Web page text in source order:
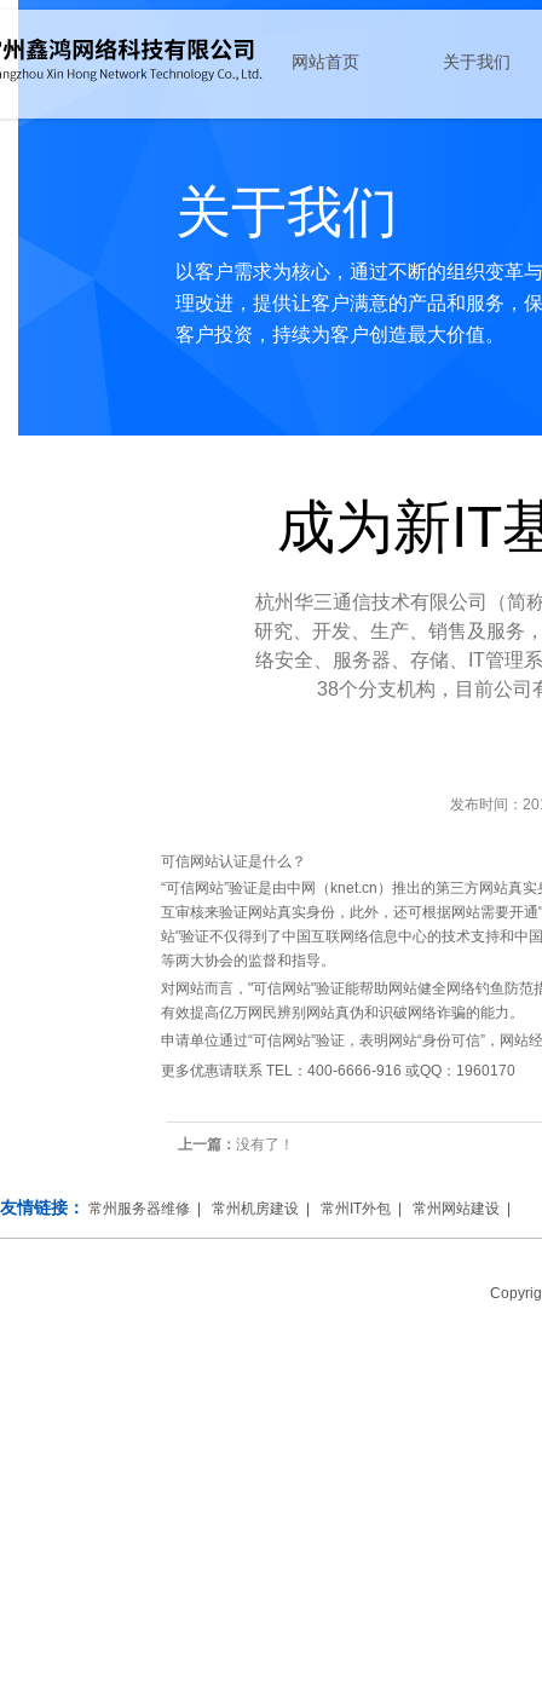
网站首页 关于我们
新闻动态
安全
无线
上网行为管理
软件
服务器
存储器
关于我们
以客户需求为核心，通过不断的组织变革
理改进，提供让客户满意的产品和服务，
客户投资，持续为客户创造最大价值。
成为新IT
杭州华三通信技术有限公司（简
研究、开发、生产、销售及服务
络安全、服务器、存储、IT管理
38个分支机构，目前公司
发布时间：
可信网站认证是什么？
“可信网站”验证是由中网（knet.cn）推出的第三方网站真
互审核来验证网站真实身份，此外，还可根据网站需要开
站"验证不仅得到了中国互联网络信息中心的技术支持和中
等两大协会的监督和指导。
对网站而言，"可信网站"验证能帮助网站健全网络钓鱼防
有效提高亿万网民辨别网站真伪和识破网络诈骗的能
申请单位通过“可信网站”验证，表明网站“身份可信”，网
更多优惠请联系 TEL：400-6666-916 或QQ：1960170
上一篇：没有了！
友情链接： 常州服务器维修 常州机房建设 常州IT外包 常州网站建设